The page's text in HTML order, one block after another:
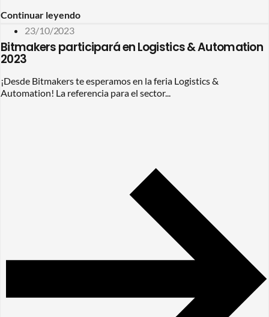
Continuar leyendo
23/10/2023
Bitmakers participará en Logistics & Automation
2023
¡Desde Bitmakers te esperamos en la feria Logistics &
Automation! La referencia para el sector...